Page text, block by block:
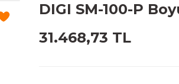
DIGI SM-100-P
31.468,73 TL